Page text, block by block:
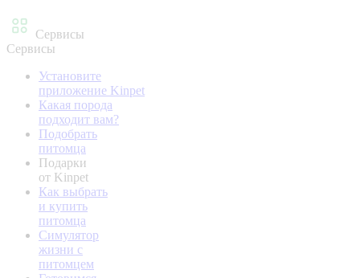
Сервисы
Сервисы
Установите
приложение Kinpet
Какая порода
подходит вам?
Подобрать
питомца
Подарки
от Kinpet
Как выбрать
и купить
питомца
Симулятор
жизни с
питомцем